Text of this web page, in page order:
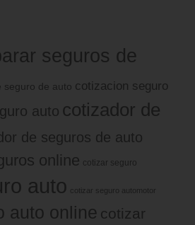
seguros de
seguro de auto cotizacion seguro
auto cotizador de
de seguros de auto
online cotizar seguro
auto cotizar seguro automotor
auto online cotizar